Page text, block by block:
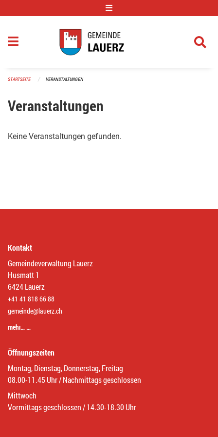
STARTSEITE VERANSTALTUNGEN
Veranstaltungen
Keine Veranstaltungen gefunden.
Kontakt
Gemeindeverwaltung Lauerz
Husmatt 1
6424 Lauerz
+41 41 818 66 88
gemeinde@lauerz.ch
mehr… …
Öffnungszeiten
Montag, Dienstag, Donnerstag, Freitag
08.00-11.45 Uhr / Nachmittags geschlossen
Mittwoch
Vormittags geschlossen / 14.30-18.30 Uhr